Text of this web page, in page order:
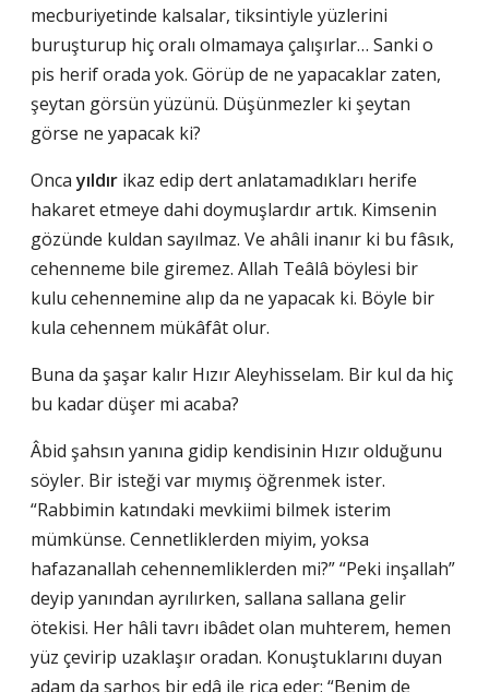
mecburiyetinde kalsalar, tiksintiyle yüzlerini
buruşturup hiç oralı olmamaya çalışırlar… Sanki o
pis herif orada yok. Görüp de ne yapacaklar zaten,
şeytan görsün yüzünü. Düşünmezler ki şeytan
görse ne yapacak ki?
Oncayıldır ikaz edip dert anlatamadıkları herife
hakaret etmeye dahi doymuşlardır artık. Kimsenin
gözünde kuldan sayılmaz. Ve ahâli inanır ki bu fâsık,
cehenneme bile giremez. Allah Teâlâ böylesi bir
kulu cehennemine alıp da ne yapacak ki. Böyle bir
kula cehennem mükâfât olur.
Buna da şaşar kalır Hızır Aleyhisselam. Bir kul da hiç
bu kadar düşer mi acaba?
Âbid şahsın yanına gidip kendisinin Hızır olduğunu
söyler. Bir isteği var mıymış öğrenmek ister.
“Rabbimin katındaki mevkiimi bilmek isterim
mümkünse. Cennetliklerden miyim, yoksa
hafazanallah cehennemliklerden mi?” “Peki inşallah”
deyip yanından ayrılırken, sallana sallana gelir
ötekisi. Her hâli tavrı ibâdet olan muhterem, hemen
yüz çevirip uzaklaşır oradan. Konuştuklarını duyan
adam da sarhoş bir edâ ile rica eder: “Benim de